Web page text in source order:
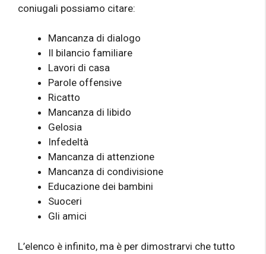
coniugali possiamo citare:
Mancanza di dialogo
Il bilancio familiare
Lavori di casa
Parole offensive
Ricatto
Mancanza di libido
Gelosia
Infedeltà
Mancanza di attenzione
Mancanza di condivisione
Educazione dei bambini
Suoceri
Gli amici
L’elenco è infinito, ma è per dimostrarvi che tutto